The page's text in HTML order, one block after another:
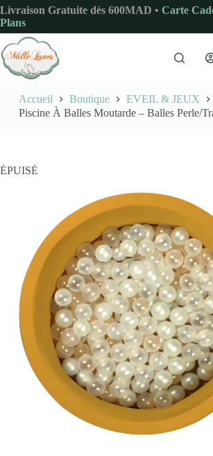
Passer
au
contenu
Livraison Gratuite dès 600MAD • Carte
Plans
Accueil Boutique
EVEIL & JEUX
Piscine À Balles Moutarde – Balles Perle/
ÉPUISÉ